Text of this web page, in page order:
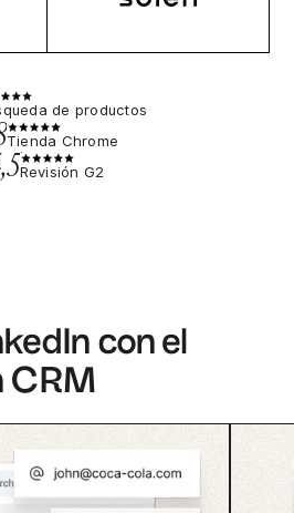
de productos
Tienda Chrome
Revisión G2
con el
CRM